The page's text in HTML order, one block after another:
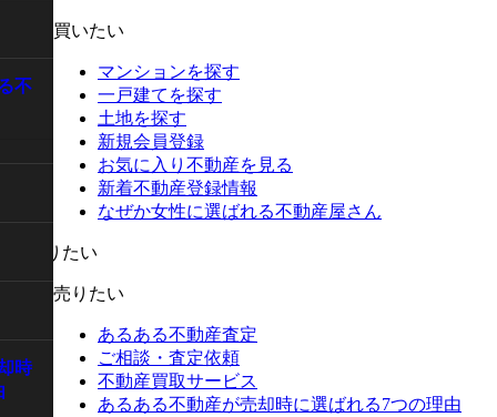
不
時
買いたい
マンションを探す
一戸建てを探す
土地を探す
新規会員登録
お気に入り不動産を見る
新着不動産登録情報
なぜか女性に選ばれる不動産屋さん
売りたい
あるある不動産査定
ご相談・査定依頼
不動産買取サービス
あるある不動産が売却時に選ばれる7つの理由